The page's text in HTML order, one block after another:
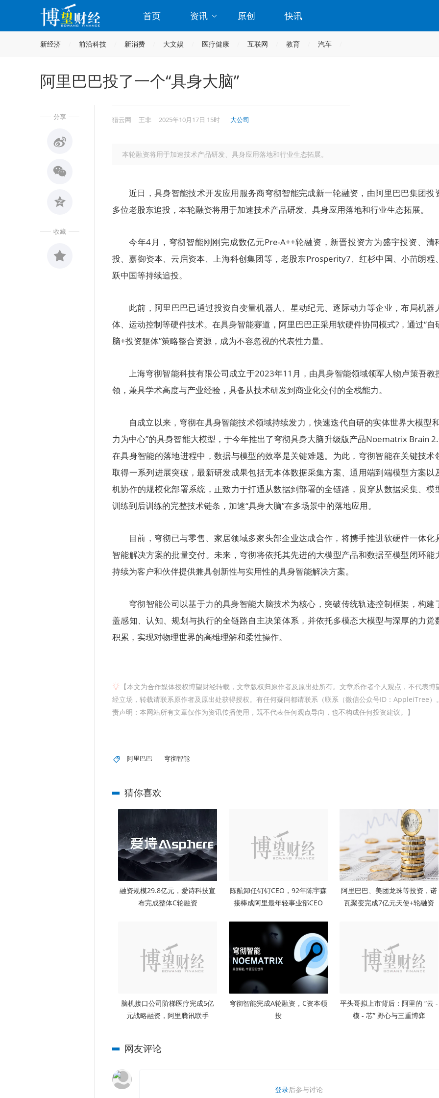
首页 资讯 原创 快讯
新经济 前沿科技 新消费 大文娱 医疗健康 互联网 教育 汽车
阿里巴巴投了一个“具身大脑”
分享
收藏
猎云网 王非 2025年10月17日 15时 大公司
本轮融资将用于加速技术产品研发、具身应用落地和行业生态拓展。
近日，具身智能技术开发应用服务商穹彻智能完成新一轮融资，由阿里巴巴集团投
多位老股东追投，本轮融资将用于加速技术产品研发、具身应用落地和行业生态拓展。
今年4月，穹彻智能刚刚完成数亿元Pre-A++轮融资，新晋投资方为盛宇投资、清
投、嘉御资本、云启资本、上海科创集团等，老股东Prosperity7、红杉中国、小苗朗程
跃中国等持续追投。
此前，阿里巴巴已通过投资自变量机器人、星动纪元、逐际动力等企业，布局机器
体、运动控制等硬件技术。在具身智能赛道，阿里巴巴正采用软硬件协同模式?，通过“自
脑+投资躯体”策略整合资源，成为不容忽视的代表性力量。
上海穹彻智能科技有限公司成立于2023年11月，由具身智能领域领军人物卢策吾教
领，兼具学术高度与产业经验，具备从技术研发到商业化交付的全栈能力。
自成立以来，穹彻在具身智能技术领域持续发力，快速迭代自研的实体世界大模型
力为中心”的具身智能大模型，于今年推出了穹彻具身大脑升级版产品Noematrix Brain
在具身智能的落地进程中，数据与模型的效率是关键难题。为此，穹彻智能在关键技术
取得一系列进展突破，最新研发成果包括无本体数据采集方案、通用端到端模型方案以
机协作的规模化部署系统，正致力于打通从数据到部署的全链路，贯穿从数据采集、模
训练到后训练的完整技术链条，加速“具身大脑”在多场景中的落地应用。
目前，穹彻已与零售、家居领域多家头部企业达成合作，将携手推进软硬件一体化
智能解决方案的批量交付。未来，穹彻将依托其先进的大模型产品和数据至模型闭环能
持续为客户和伙伴提供兼具创新性与实用性的具身智能解决方案。
穹彻智能公司以基于力的具身智能大脑技术为核心，突破传统轨迹控制框架，构建
盖感知、认知、规划与执行的全链路自主决策体系，并依托多模态大模型与深厚的力觉
积累，实现对物理世界的高维理解和柔性操作。
【本文为合作媒体授权博望财经转载，文章版权归原作者及原出处所有。文章系作者个人观点，不代表博
经立场，转载请联系原作者及原出处获得授权。有任何疑问都请联系（联系（微信公众号ID：AppleiTree）
责声明：本网站所有文章仅作为资讯传播使用，既不代表任何观点导向，也不构成任何投资建议。】
阿里巴巴 穹彻智能
猜你喜欢
融资规模29.8亿元，爱诗科技宣
布完成整体C轮融资
陈航卸任钉钉CEO，92年陈宇森
接棒成阿里最年轻事业部CEO
阿里巴巴、美团龙珠等投资，诺
瓦聚变完成7亿元天使+轮融资
脑机接口公司阶梯医疗完成5亿
元战略融资，阿里腾讯联手
穹彻智能完成A轮融资，C资本领
投
平头哥拟上市背后：阿里的 “云 -
模 - 芯” 野心与三重博弈
网友评论
登录后参与讨论